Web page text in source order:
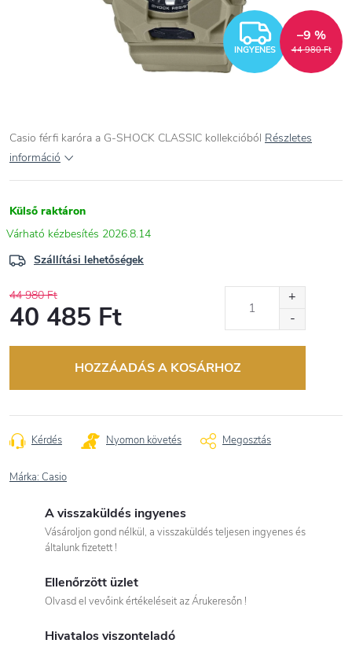
INGYENES 44 980 Ft
–9 %
Casio férfi karóra a G-SHOCK CLASSIC kollekcióból Részletes
információ
Külső raktáron
2026.8.14
Szállítási lehetőségek
44 980 Ft
40 485 Ft
HOZZÁADÁS A KOSÁRHOZ
Kérdés Nyomon követés Megosztás
Márka: Casio
A visszaküldés ingyenes
Vásároljon gond nélkül, a visszaküldés teljesen ingyenes és
általunk fizetett !
Ellenőrzött üzlet
Olvasd el vevőink értékeléseit az Árukeresőn !
Hivatalos viszonteladó